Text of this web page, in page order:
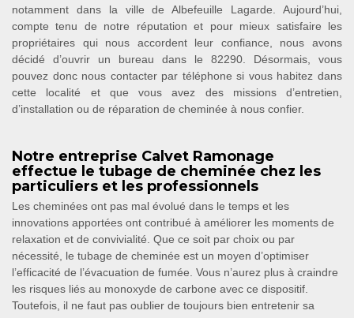
notamment dans la ville de Albefeuille Lagarde. Aujourd’hui,
compte tenu de notre réputation et pour mieux satisfaire les
propriétaires qui nous accordent leur confiance, nous avons
décidé d’ouvrir un bureau dans le 82290. Désormais, vous
pouvez donc nous contacter par téléphone si vous habitez dans
cette localité et que vous avez des missions d’entretien,
d’installation ou de réparation de cheminée à nous confier.
Notre entreprise Calvet Ramonage
effectue le tubage de cheminée chez les
particuliers et les professionnels
Les cheminées ont pas mal évolué dans le temps et les
innovations apportées ont contribué à améliorer les moments de
relaxation et de convivialité. Que ce soit par choix ou par
nécessité, le tubage de cheminée est un moyen d’optimiser
l’efficacité de l’évacuation de fumée. Vous n’aurez plus à craindre
les risques liés au monoxyde de carbone avec ce dispositif.
Toutefois, il ne faut pas oublier de toujours bien entretenir sa